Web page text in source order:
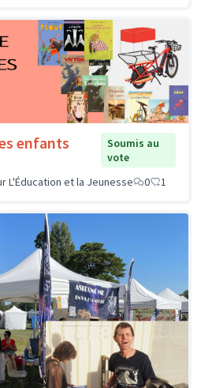
enfants
Soumis au
vote
L'Éducation et la Jeunesse
0 1